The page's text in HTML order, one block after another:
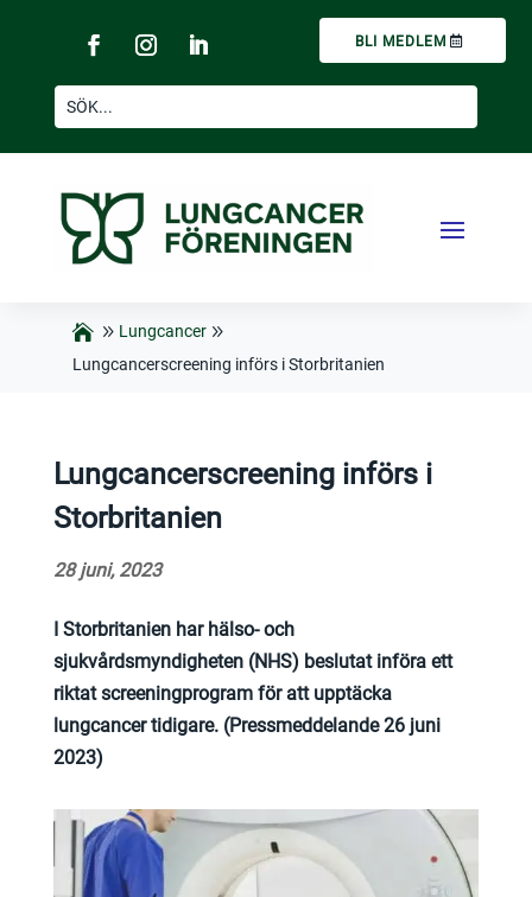
BLI MEDLEM
Lungcancer
Lungcancerscreening införs i Storbritanien
Lungcancerscreening införs i
Storbritanien
28 juni, 2023
I Storbritanien har hälso- och
sjukvårdsmyndigheten (NHS) beslutat införa ett
riktat screeningprogram för att upptäcka
lungcancer tidigare. (Pressmeddelande 26 juni
2023)